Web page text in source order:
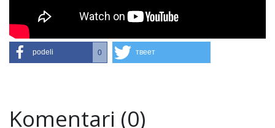
podeli 0 твеет
Komentari (0)